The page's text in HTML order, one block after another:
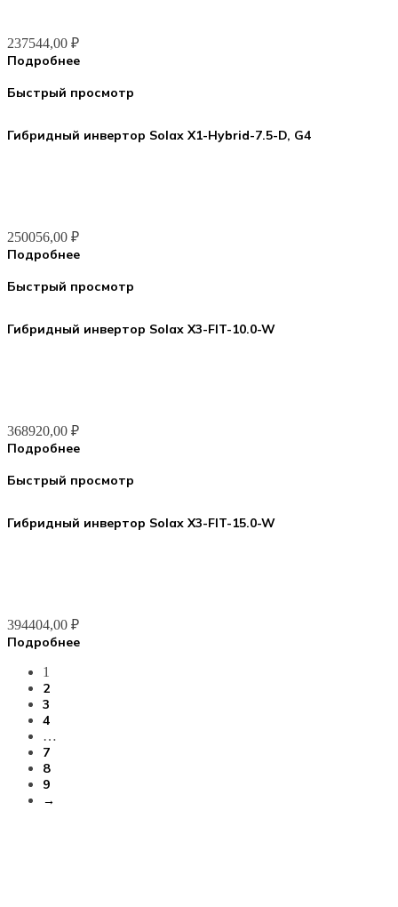
237544,00 ₽
Подробнее
Быстрый просмотр
Гибридный инвертор Solax X1-Hybrid-7.5-D, G4
250056,00 ₽
Подробнее
Быстрый просмотр
Гибридный инвертор Solax X3-FIT-10.0-W
368920,00 ₽
Подробнее
Быстрый просмотр
Гибридный инвертор Solax X3-FIT-15.0-W
394404,00 ₽
Подробнее
1
2
3
4
…
7
8
9
→